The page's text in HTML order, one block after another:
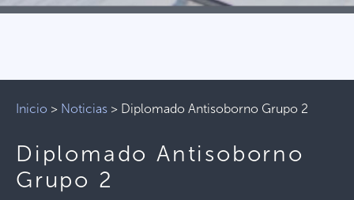
Inicio > Noticias > Diplomado Antisoborno Grupo 2
Diplomado Antisoborno
Grupo 2